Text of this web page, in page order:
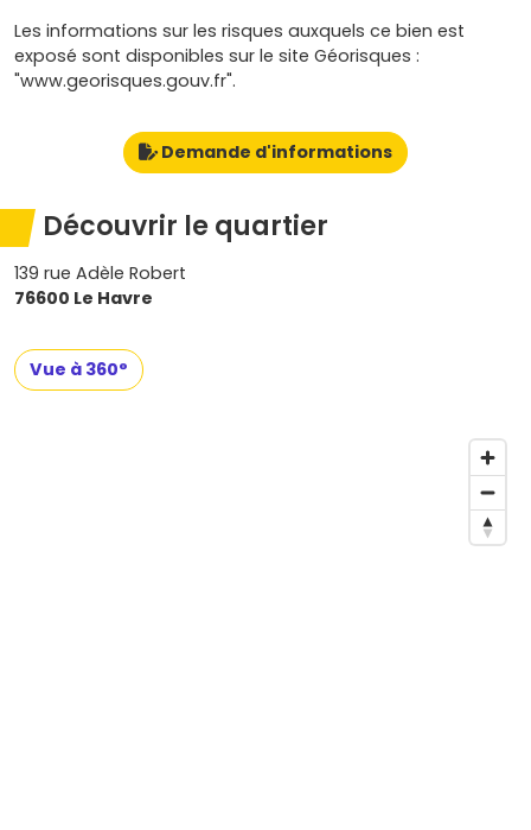
Les informations sur les risques auxquels ce bien est
exposé sont disponibles sur le site Géorisques :
"www.georisques.gouv.fr".
Demande d'informations
Découvrir le quartier
139 rue Adèle Robert
76600 Le Havre
Vue à 360°